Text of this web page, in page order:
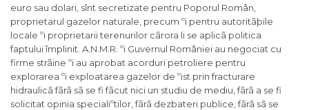
euro sau dolari, sînt secretizate pentru Poporul Român,
proprietarul gazelor naturale, precum ºi pentru autoritãþile
locale ºi proprietarii terenurilor cãrora li se aplicã politica
faptului împlinit. A.N.M.R. ºi Guvernul României au negociat cu
firme strãine ºi au aprobat acorduri petroliere pentru
explorarea ºi exploatarea gazelor de ºist prin fracturare
hidraulicã fãrã sã se fi fãcut nici un studiu de mediu, fãrã a se fi
solicitat opinia specialiºtilor, fãrã dezbateri publice, fãrã sã se